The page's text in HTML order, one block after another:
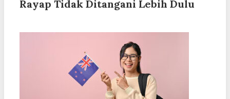
Rayap Tidak Ditangani Lebih Dulu